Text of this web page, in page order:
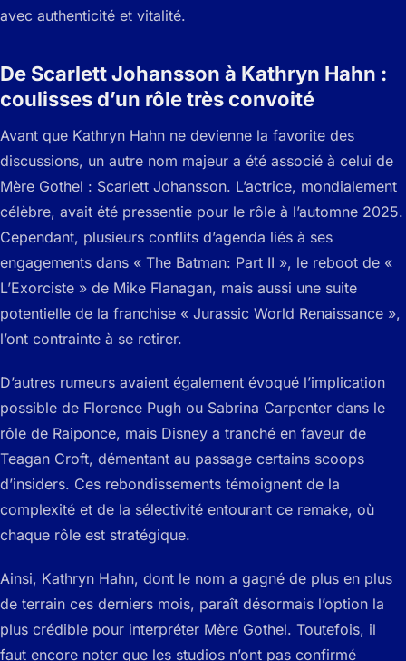
avec authenticité et vitalité.
De Scarlett Johansson à Kathryn Hahn :
coulisses d’un rôle très convoité
Avant que Kathryn Hahn ne devienne la favorite des
discussions, un autre nom majeur a été associé à celui de
Mère Gothel : Scarlett Johansson. L’actrice, mondialement
célèbre, avait été pressentie pour le rôle à l’automne 2025.
Cependant, plusieurs conflits d’agenda liés à ses
engagements dans « The Batman: Part II », le reboot de «
L’Exorciste » de Mike Flanagan, mais aussi une suite
potentielle de la franchise « Jurassic World Renaissance »,
l’ont contrainte à se retirer.
D’autres rumeurs avaient également évoqué l’implication
possible de Florence Pugh ou Sabrina Carpenter dans le
rôle de Raiponce, mais Disney a tranché en faveur de
Teagan Croft, démentant au passage certains scoops
d’insiders. Ces rebondissements témoignent de la
complexité et de la sélectivité entourant ce remake, où
chaque rôle est stratégique.
Ainsi, Kathryn Hahn, dont le nom a gagné de plus en plus
de terrain ces derniers mois, paraît désormais l’option la
plus crédible pour interpréter Mère Gothel. Toutefois, il
faut encore noter que les studios n’ont pas confirmé